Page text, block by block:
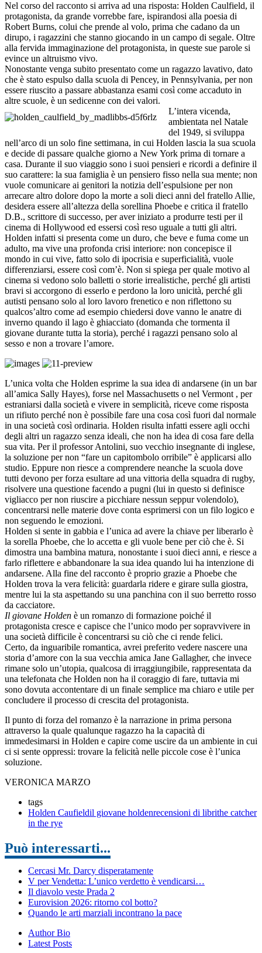
Nel corso del racconto si arriva ad una risposta: Holden Caulfield, il
protagonista, da grande vorrebbe fare, ispirandosi alla poesia di
Robert Burns, colui che prende al volo, prima che cadano da un
dirupo, i ragazzini che stanno giocando in un campo di segale. Oltre
alla fervida immaginazione del protagonista, in queste sue parole si
evince un altruismo vivo.
Nonostante venga subito presentato come un ragazzo lavativo, dato
che è stato espulso dalla scuola di Pencey, in Pennsylvania, per non
essere riuscito a passare abbastanza esami così come accaduto in
altre scuole, è un sedicenne con dei valori.
L’intera vicenda,
ambientata nel Natale
del 1949, si sviluppa
nell’arco di un solo fine settimana, in cui Holden lascia la sua scuola
e decide di passare qualche giorno a New York prima di tornare a
casa. Durante il suo viaggio sono i suoi pensieri e ricordi a definire il
suo carattere: la sua famiglia è un pensiero fisso nella sua mente; non
vuole comunicare ai genitori la notizia dell’espulsione per non
arrecare altro dolore dopo la morte a soli dieci anni del fratello Allie,
desidera essere all’altezza della sorellina Phoebe e critica il fratello
D.B., scrittore di successo, per aver iniziato a produrre testi per il
cinema di Hollywood ed essersi così reso uguale a tutti gli altri.
Holden infatti si presenta come un duro, che beve e fuma come un
adulto, ma vive una profonda crisi interiore: non concepisce il
mondo in cui vive, fatto solo di ipocrisia e superficialità, vuole
differenziarsi, essere così com’è. Non si spiega per quale motivo al
cinema si vedono solo balletti o storie irrealistiche, perché gli artisti
bravi si accorgono di esserlo e perdono la loro unicità, perché gli
autisti pensano solo al loro lavoro frenetico e non riflettono su
qualcos’altro come ad esempio chiedersi dove vanno le anatre di
inverno quando il lago è ghiacciato (domanda che tormenta il
giovane durante tutta la storia), perché i ragazzi pensano solo al
sesso e non a trovare l’amore.
L’unica volta che Holden esprime la sua idea di andarsene (in un bar
all’amica Sally Hayes), forse nel Massachusetts o nel Vermont , per
estraniarsi dalla società e vivere in semplicità, riceve come risposta
un rifiuto perché non è possibile fare una cosa così fuori dal normale
in una società così ordinaria. Holden risulta infatti essere agli occhi
degli altri un ragazzo senza ideali, che non ha idea di cosa fare della
sua vita. Per il professor Antolini, suo vecchio insegnante di inglese,
la soluzione per non “fare un capitombolo orribile” è applicarsi allo
studio. Eppure non riesce a comprendere neanche la scuola dove
tutti devono per forza esultare ad una vittoria della squadra di rugby,
risolvere una questione facendo a pugni (lui in questo si definisce
vigliacco per non riuscire a picchiare nessun seppur volendolo),
concentrarsi nelle materie dove conta esprimersi con un filo logico e
non seguendo le emozioni.
Holden si sente in gabbia e l’unica ad avere la chiave per liberarlo è
la sorella Phoebe, che lo accetta e gli vuole bene per ciò che è. Si
dimostra una bambina matura, nonostante i suoi dieci anni, e riesce a
farlo riflettere e abbandonare la sua idea quando lui ha intenzione di
andarsene. Alla fine del racconto è proprio grazie a Phoebe che
Holden trova la vera felicità: guardarla ridere e girare sulla giostra,
mentre lui la sta aspettando su una panchina con il suo berretto rosso
da cacciatore.
Il giovane Holden è un romanzo di formazione poiché il
protagonista cresce e capisce che l’unico modo per sopravvivere in
una società difficile è concentrarsi su ciò che ci rende felici.
Certo, da inguaribile romantica, avrei preferito vedere nascere una
storia d’amore con la sua vecchia amica Jane Gallagher, che invece
rimane solo un’utopia, qualcosa di irraggiungibile, rappresentata da
una telefonata che Holden non ha il coraggio di fare, tuttavia mi
sono dovuta accontentare di un finale semplice ma chiaro e utile per
concludere il processo di crescita del protagonista.
Il punto di forza del romanzo è la narrazione in prima persona
attraverso la quale qualunque ragazzo ha la capacità di
immedesimarsi in Holden e capire come uscire da un ambiente in cui
ci si sente oppressi: trovare la felicità nelle piccole cose è l’unica
soluzione.
VERONICA MARZO
tags
Holden Caufieldil giovane holdenrecensioni di librithe catcher
in the rye
Può interessarti...
Cercasi Mr. Darcy disperatamente
V per Vendetta: L’unico verdetto è vendicarsi…
Il diavolo veste Prada 2
Eurovision 2026: ritorno col botto?
Quando le arti marziali incontrano la pace
Author Bio
Latest Posts